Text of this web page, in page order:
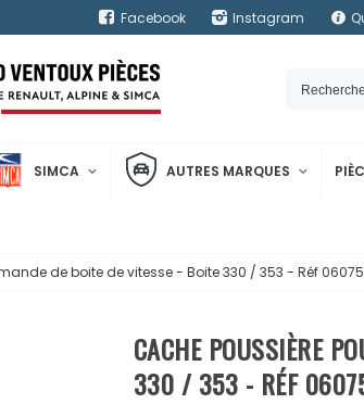
Facebook Instagram
SIMCA AUTRES MARQUES
de boite de vitesse - Boite 330 / 353 - Réf
CACHE POUSSIÈRE
330 / 353 - RÉF